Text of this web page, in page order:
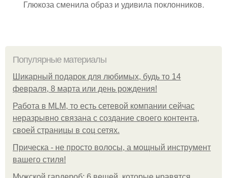
Глюкоза сменила образ и удивила поклонников.
Популярные материалы
Шикарный подарок для любимых, будь то 14
февраля, 8 марта или день рождения!
Работа в MLM, то есть сетевой компании сейчас
неразрывно связана с создание своего контента,
своей страницы в соц сетях.
Прическа - не просто волосы, а мощный инструмент
вашего стиля!